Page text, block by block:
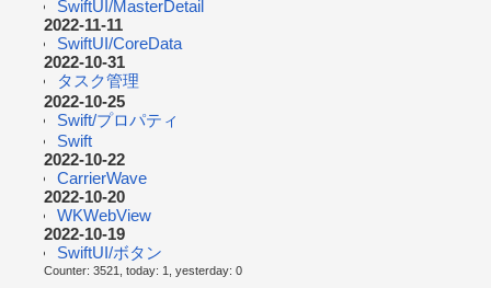
SwiftUI/MasterDetail
2022-11-11
SwiftUI/CoreData
2022-10-31
タスク管理
2022-10-25
Swift/プロパティ
Swift
2022-10-22
CarrierWave
2022-10-20
WKWebView
2022-10-19
SwiftUI/ボタン
Counter: 3521, today: 1, yesterday: 0